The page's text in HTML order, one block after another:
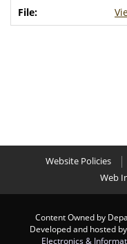
Website Policies
Web
Content Owned by
Developed and hosted by
Electronics &